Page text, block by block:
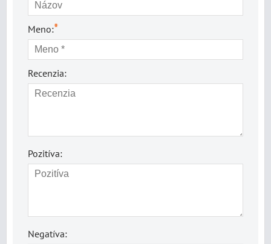
Meno:*
Recenzia:
Pozitíva:
Negatíva: